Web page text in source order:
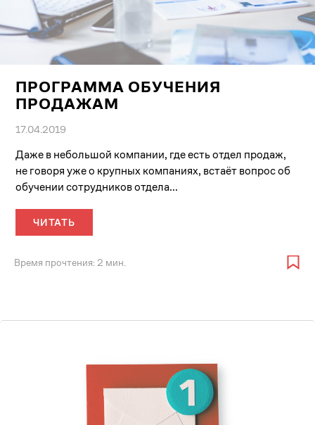
ПРОГРАММА ОБУЧЕНИЯ
ПРОДАЖАМ
17.04.2019
Даже в небольшой компании, где есть отдел продаж,
не говоря уже о крупных компаниях, встаёт вопрос об
обучении сотрудников отдела...
ЧИТАТЬ
Время прочтения: 2 мин.